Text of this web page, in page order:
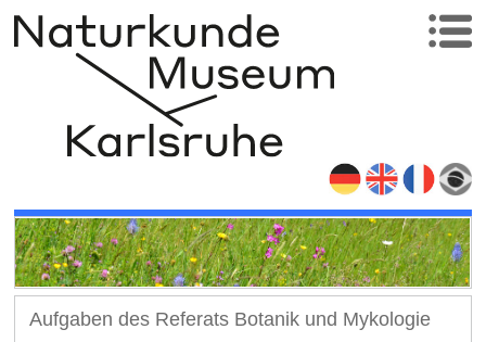
Aufgaben des Referats Botanik und Mykologie